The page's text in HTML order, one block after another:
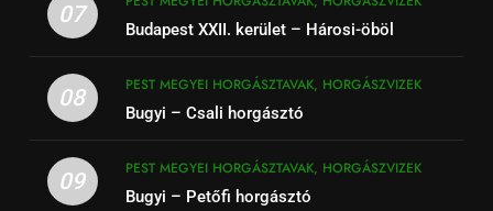
07
Budapest XXII. kerület – Hárosi-öböl
08
PEST MEGYEI HORGÁSZTAVAK, HORGÁSZVIZEK
Bugyi – Csali horgásztó
09
PEST MEGYEI HORGÁSZTAVAK, HORGÁSZVIZEK
Bugyi – Petőfi horgásztó